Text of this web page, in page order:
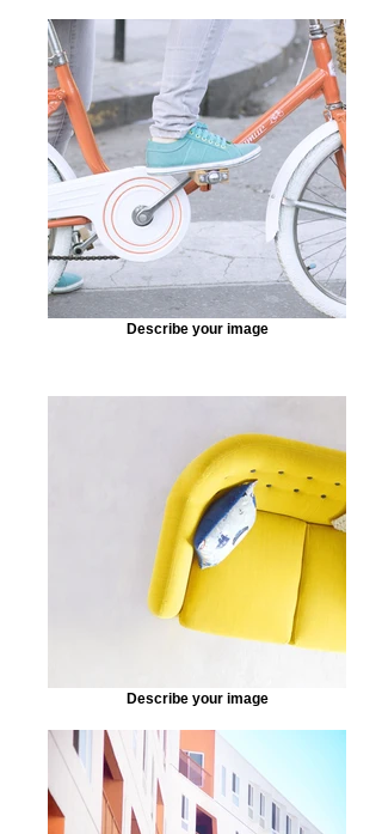
Describe your image
Describe your image